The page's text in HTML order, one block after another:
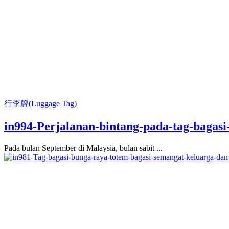
行李牌(Luggage Tag)
in994-Perjalanan-bintang-pada-tag-
Pada bulan September di Malaysia, bulan sabit ...